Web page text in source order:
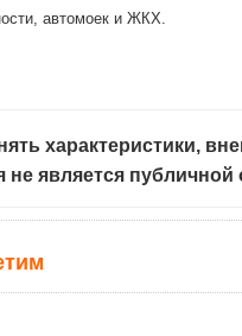
автомоек и ЖКХ.
характеристики,
не является